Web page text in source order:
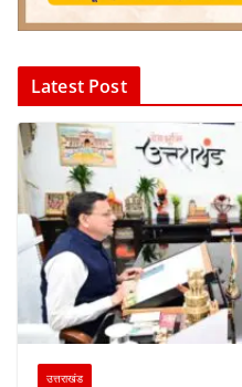
Latest Post
उत्तराखंड